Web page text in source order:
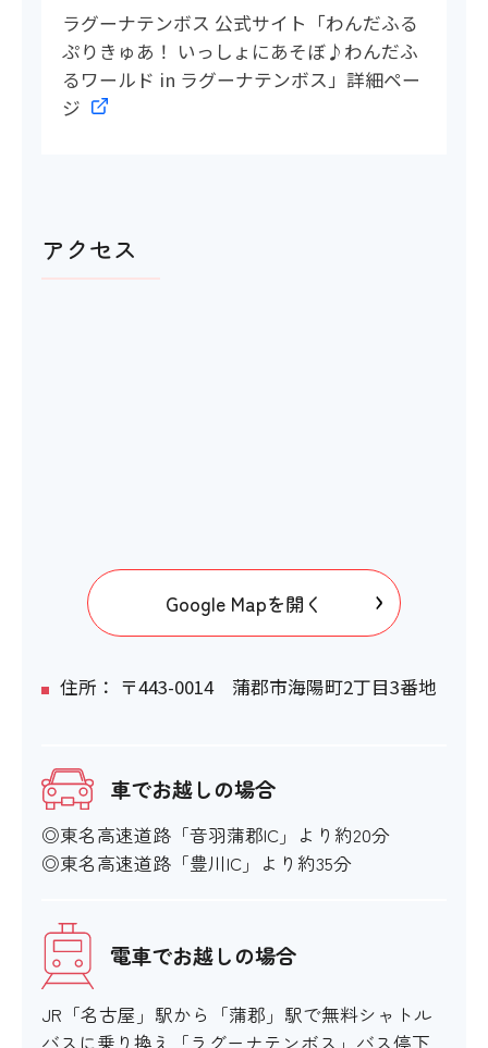
ラグーナテンボス 公式サイト「わんだふる
ぷりきゅあ！ いっしょにあそぼ♪わんだふ
るワールド in ラグーナテンボス」詳細ペー
ジ
アクセス
Google Mapを開く
住所： 〒443-0014 蒲郡市海陽町2丁目3番地
車でお越しの場合
◎東名高速道路「音羽蒲郡IC」より約20分
◎東名高速道路「豊川IC」より約35分
電車でお越しの場合
JR「名古屋」駅から「蒲郡」駅で無料シャトル
バスに乗り換え「ラグーナテンボス」バス停下